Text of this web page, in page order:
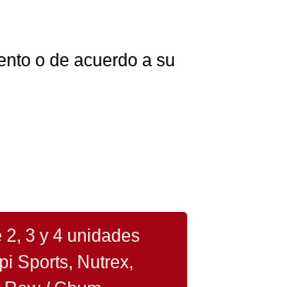
o de acuerdo a su
2, 3 y 4 unidades
Sports, Nutrex,